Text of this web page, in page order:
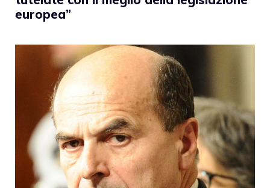
europea”